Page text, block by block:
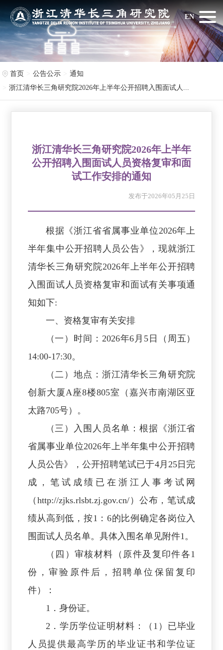
EN
首页 公告公示
通知
浙江清华长三角研究院2026年上半年公开招聘入围面试人...
浙江清华长三角研究院2026年上半年
公开招聘入围面试人员资格复审和面
试工作安排的通知
发布于2026年05月25日
根据《浙江省省属事业单位2026年上
半年集中公开招聘人员公告》，现就浙江
清华长三角研究院2026年上半年公开招聘
入围面试人员资格复审和面试有关事项通
知如下:
一、资格复审有关安排
（一）时间：2026年6月5日（周五）
14:00-17:30。
（二）地点：浙江清华长三角研究院
创新大厦A座8楼805室（嘉兴市南湖区亚
太路705号）。
（三）入围人员名单：根据《浙江省
省属事业单位2026年上半年集中公开招聘
人员公告》，公开招聘笔试已于4月25日完
成，笔试成绩已在浙江人事考试网
（ http://zjks.rlsbt.zj.gov.cn/）公布，笔试成
绩从高到低，按1：6的比例确定各岗位入
围面试人员名单。具体入围名单见附件1。
（四）审核材料（原件及复印件各1
份，审验原件后，招聘单位保留复印
件）：
1．身份证。
2．学历学位证明材料：（1）已毕业
人员提供最高学历的毕业证书和学位证